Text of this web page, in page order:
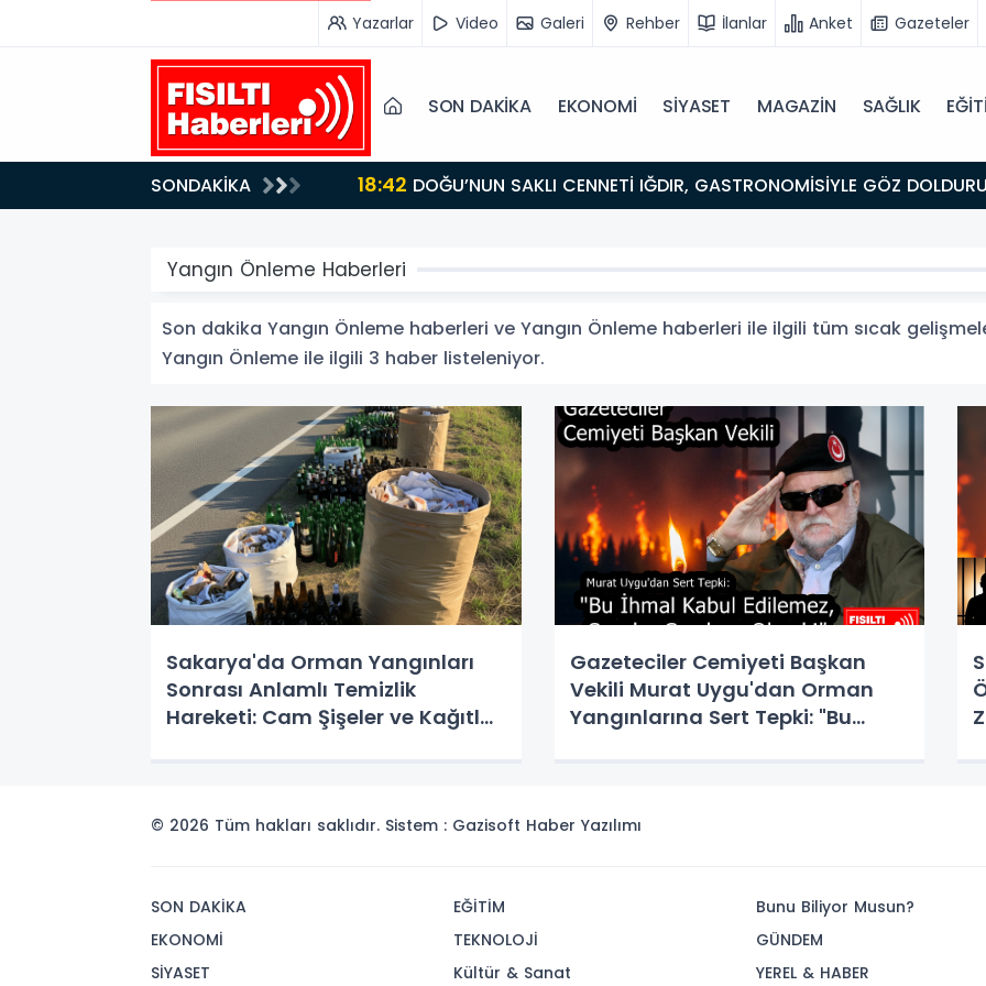
Yazarlar Video Galeri Rehber İlanlar Anket Gazeteler
SON DAKİKA EKONOMİ SİYASET MAGAZİN SAĞLIK
SONDAKİKA 18:42
KÜLTÜRÜNÜN BULUŞMA NOKTASI
Yangın Önleme Haberleri
Son dakika Yangın Önleme haberleri ve Yangın Önleme haberleri ile ilgili tüm sıcak
Yangın Önleme ile ilgili 3 haber listeleniyor.
Sakarya'da Orman Yangınları
Sonrası Anlamlı Temizlik
Hareketi: Cam Şişeler ve Kağıtlar
Gazeteciler Cemiyeti Başkan
Vekili Murat Uygu'dan Orman
Yangınlarına Sert Tepki: "Bu
© 2026 Tüm hakları saklıdır. Sistem : Gazisoft Haber Yazılımı
SON DAKİKA
EKONOMİ
SİYASET
EĞİTİM
TEKNOLOJİ
Kültür & Sanat
Bunu Biliyor Musun?
GÜNDEM
YEREL & HABER